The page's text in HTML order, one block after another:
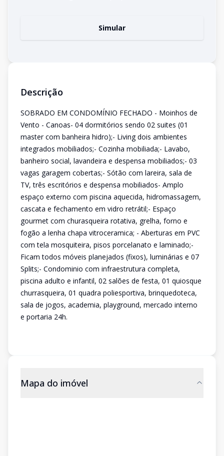
Simular
Descrição
SOBRADO EM CONDOMÍNIO FECHADO - Moinhos de
Vento - Canoas- 04 dormitórios sendo 02 suites (01
master com banheira hidro);- Living dois ambientes
integrados mobiliados;- Cozinha mobiliada;- Lavabo,
banheiro social, lavandeira e despensa mobiliados;- 03
vagas garagem cobertas;- Sótão com lareira, sala de
TV, três escritórios e despensa mobiliados- Amplo
espaço externo com piscina aquecida, hidromassagem,
cascata e fechamento em vidro retrátil;- Espaço
gourmet com churasqueira rotativa, grelha, forno e
fogão a lenha chapa vitroceramica; - Aberturas em PVC
com tela mosquiteira, pisos porcelanato e laminado;-
Ficam todos móveis planejados (fixos), luminárias e 07
Splits;- Condominio com infraestrutura completa,
piscina adulto e infantil, 02 salões de festa, 01 quiosque
churrasqueira, 01 quadra poliesportiva, brinquedoteca,
sala de jogos, academia, playground, mercado interno
e portaria 24h.
Mapa do imóvel